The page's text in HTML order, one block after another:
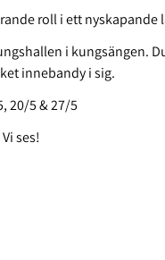
roll i ett nyskapande
i kungsängen.
innebandy i sig.
20/5 & 27/5
ses!